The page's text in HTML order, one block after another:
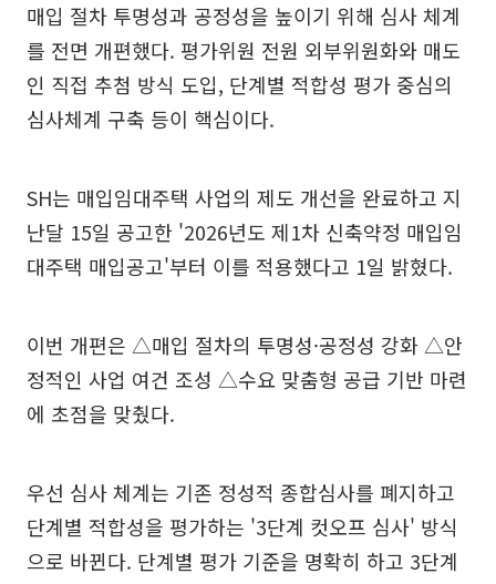
매입 절차 투명성과 공정성을 높이기 위해 심사 체계
를 전면 개편했다. 평가위원 전원 외부위원화와 매도
인 직접 추첨 방식 도입, 단계별 적합성 평가 중심의
심사체계 구축 등이 핵심이다.
SH는 매입임대주택 사업의 제도 개선을 완료하고 지
난달 15일 공고한 '2026년도 제1차 신축약정 매입임
대주택 매입공고'부터 이를 적용했다고 1일 밝혔다.
이번 개편은 △매입 절차의 투명성·공정성 강화 △안
정적인 사업 여건 조성 △수요 맞춤형 공급 기반 마련
에 초점을 맞췄다.
우선 심사 체계는 기존 정성적 종합심사를 폐지하고
단계별 적합성을 평가하는 '3단계 컷오프 심사' 방식
으로 바뀐다. 단계별 평가 기준을 명확히 하고 3단계